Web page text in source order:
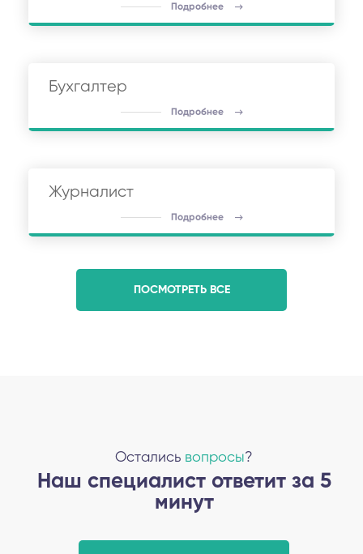
Подробнее
Бухгалтер
Подробнее
Журналист
Подробнее
ПОСМОТРЕТЬ ВСЕ
Остались вопросы?
Наш специалист ответит за 5
минут